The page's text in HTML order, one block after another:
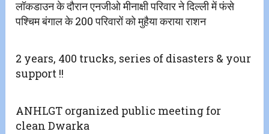
लॉकडाउन के दौरान एनजीओ मीनाक्षी परिवार ने दिल्ली में फंसे
पश्चिम बंगाल के 200 परिवारों को मुहैया कराया राशन
2 years, 400 trucks, series of disasters & your
support !!
ANHLGT organized public meeting for
clean Dwarka